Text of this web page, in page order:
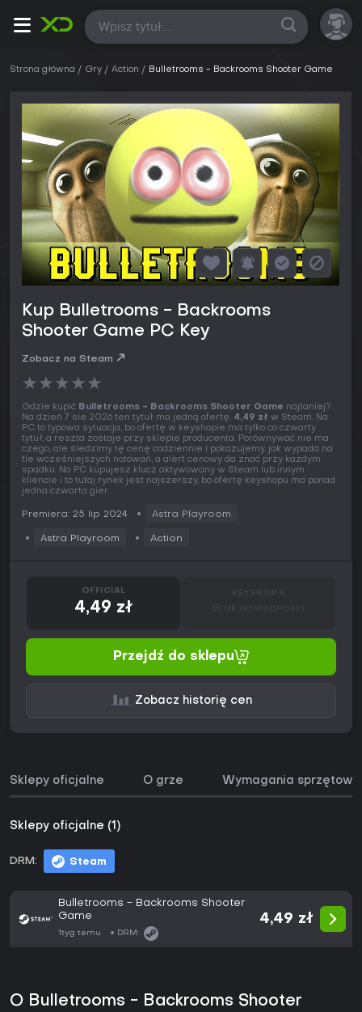
Wszystkie
Strona główna Gry Action Bulletrooms - Backrooms Shooter Game
Kup Bulletrooms - Backrooms
Shooter Game PC Key
Zobacz na Steam
★★★★★
Gdzie kupić Bulletrooms - Backrooms Shooter Game najtaniej?
Na dzień 7 sie 2026 ten tytuł ma jedną ofertę, 4,49 zł w Steam. Na
PC to typowa sytuacja, bo ofertę w keyshopie ma tylko co czwarty
tytuł, a reszta zostaje przy sklepie producenta. Porównywać nie ma
czego, ale śledzimy tę cenę codziennie i pokazujemy, jak wypada na
tle wcześniejszych notowań, a alert cenowy da znać przy każdym
spadku. Na PC kupujesz klucz aktywowany w Steam lub innym
kliencie i to tutaj rynek jest najszerszy, bo ofertę keyshopu ma ponad
jedna czwarta gier.
Premiera: 25 lip 2024 Astra Playroom
Astra Playroom Action
OFFICIAL
4,49 zł Brak dostępności
Przejdź do sklepu
Zobacz historię cen
Sklepy oficjalne O grze Wymagania sprzętowe
Sklepy oficjalne (1)
DRM: Steam
Bulletrooms - Backrooms Shooter
Game
1tyg temu DRM:
4,49 zł
O Bulletrooms - Backrooms Shooter